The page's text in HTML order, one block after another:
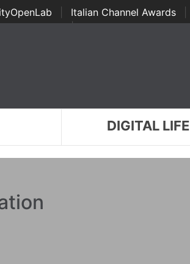
Italian Channel Awards
Awards | ...
DIGITAL LIFE